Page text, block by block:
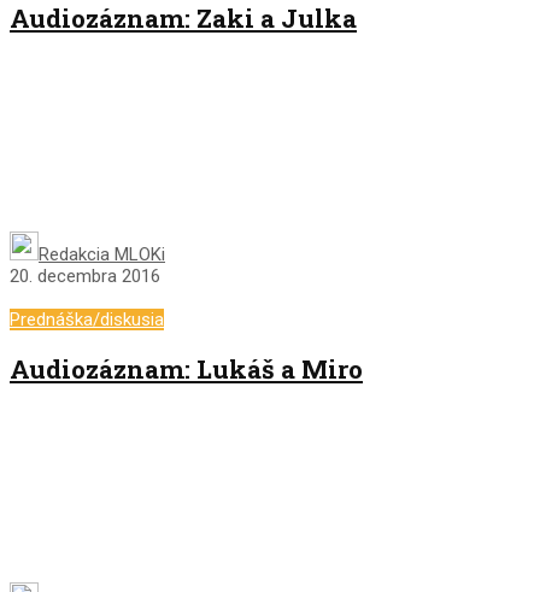
Audiozáznam: Zaki a Julka
Redakcia MLOKi
20. decembra 2016
Prednáška/diskusia
Audiozáznam: Lukáš a Miro